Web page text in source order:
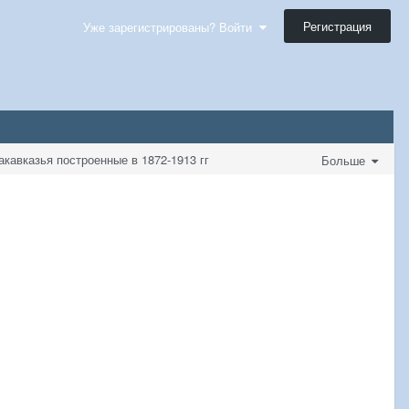
Уже зарегистрированы? Войти Регистрация
Больше
построенные в 1872-1913 гг